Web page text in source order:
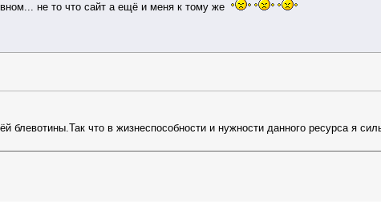
не то что сайт а ещё и меня к тому же
блевотины.Так что в жизнеспособности и нужности данного ресурса я